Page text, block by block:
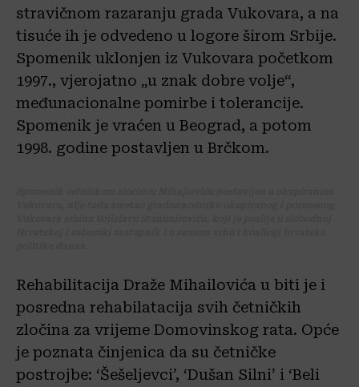
stravičnom razaranju grada Vukovara, a na
tisuće ih je odvedeno u logore širom Srbije.
Spomenik uklonjen iz Vukovara početkom
1997., vjerojatno „u znak dobre volje“,
međunacionalne pomirbe i tolerancije.
Spomenik je vraćen u Beograd, a potom
1998. godine postavljen u Brčkom.
Rehabilitacija Draže Mihailovića u biti je i
posredna rehabilatacija svih četničkih
zločina za vrijeme Domovinskog rata. Opće
je poznata činjenica da su četničke
postrojbe: ‘Šešeljevci’, ‘Dušan Silni’ i ‘Beli